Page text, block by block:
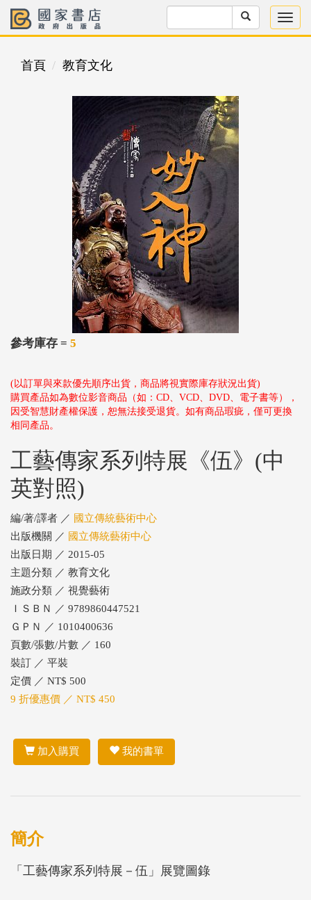
首頁 教育文化
參考庫存 = 5
(以訂單與來款優先順序出貨，商品將視實際庫存狀況出貨)
購買產品如為數位影音商品（如：CD、VCD、DVD、電子書等），
因受智慧財產權保護，恕無法接受退貨。如有商品瑕疵，僅可更換
相同產品。
工藝傳家系列特展《伍》(中
英對照)
編/著/譯者 ／ 國立傳統藝術中心
出版機關 ／ 國立傳統藝術中心
出版日期 ／ 2015-05
主題分類 ／ 教育文化
施政分類 ／ 視覺藝術
ＩＳＢＮ ／ 9789860447521
ＧＰＮ ／ 1010400636
頁數/張數/片數 ／ 160
裝訂 ／ 平裝
定價 ／ NT$ 500
9 折優惠價 ／ NT$ 450
加入購買 我的書單
簡介
「工藝傳家系列特展－伍」展覽圖錄